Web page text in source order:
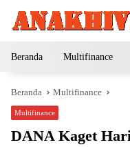
Beranda Multifinance
Beranda Multifinance
Multifinance
DANA Kaget